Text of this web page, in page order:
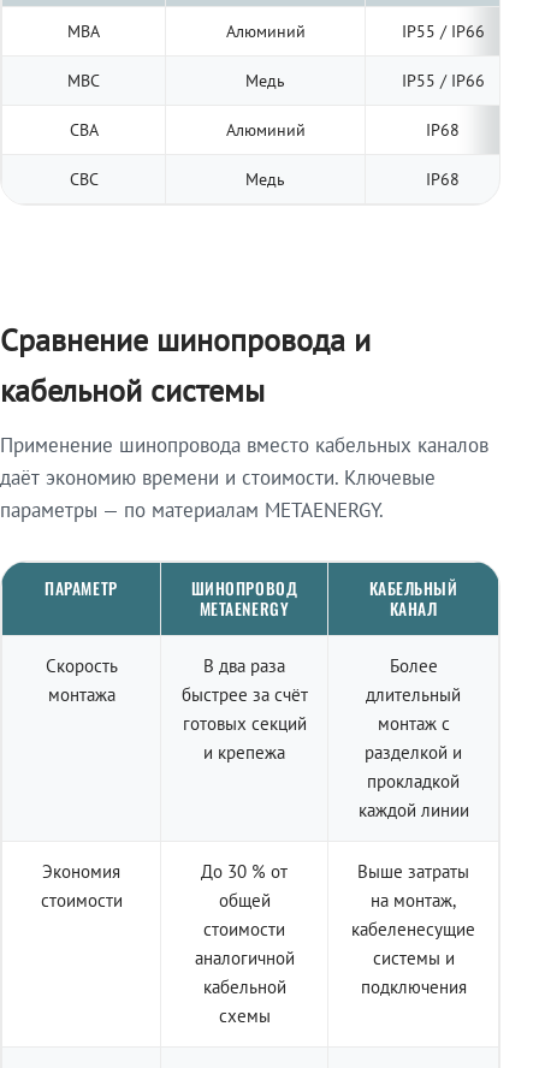
МВА Алюминий IP55 / IP66
МВС Медь IP55 / IP66
СВА Алюминий IP68
СВС Медь IP68
Сравнение шинопровода и
кабельной системы
Применение шинопровода вместо кабельных каналов
даёт экономию времени и стоимости. Ключевые
параметры — по материалам METAENERGY.
ПАРАМЕТР
ШИНОПРОВОД
METAENERGY
КАБЕЛЬНЫЙ
КАНАЛ
Скорость
монтажа
В два раза
быстрее за счёт
готовых секций
и крепежа
Более
длительный
монтаж с
разделкой и
прокладкой
каждой линии
Экономия
стоимости
До 30 % от
общей
стоимости
аналогичной
кабельной
схемы
Выше затраты
на монтаж,
кабеленесущие
системы и
подключения